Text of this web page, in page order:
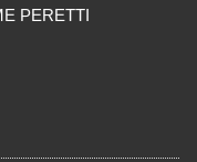
PERETTI